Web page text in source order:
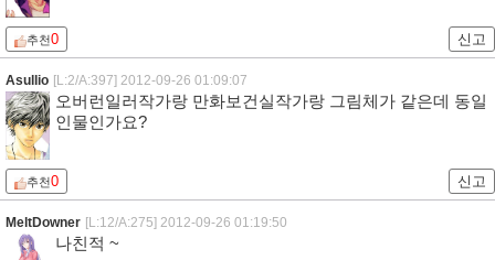
추천0 신고
Asullio [L:2/A:397] 2012-09-26 01:09:07
오버런일러작가랑 만화보건실작가랑 그림체가 같은데 동일
인물인가요?
추천0 신고
MeltDowner [L:12/A:275] 2012-09-26 01:19:50
나친적 ~